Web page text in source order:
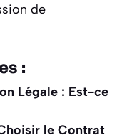
de
:
Légale : Est-ce
le Contrat